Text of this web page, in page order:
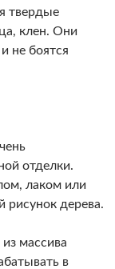
твердые
клен. Они
не боятся
отделки.
лаком или
рисунок дерева.
массива
в